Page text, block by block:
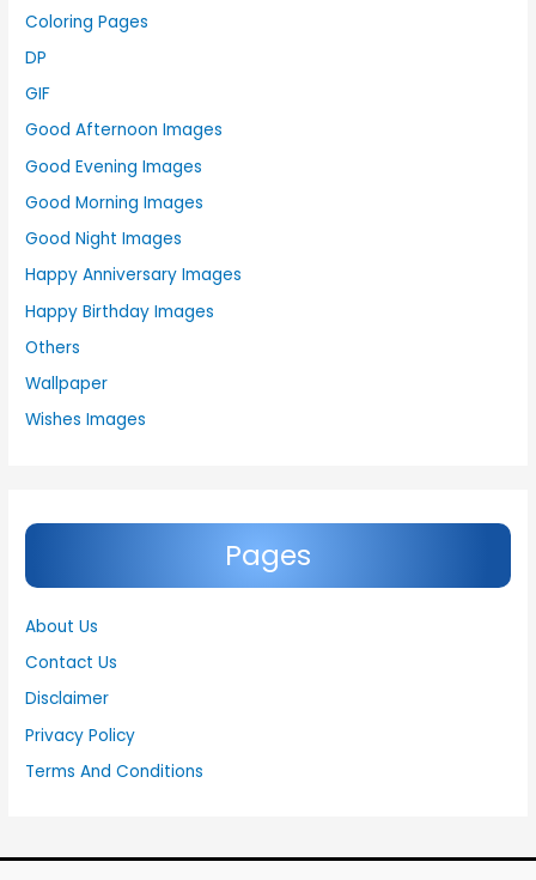
Coloring Pages
DP
GIF
Good Afternoon Images
Good Evening Images
Good Morning Images
Good Night Images
Happy Anniversary Images
Happy Birthday Images
Others
Wallpaper
Wishes Images
Pages
About Us
Contact Us
Disclaimer
Privacy Policy
Terms And Conditions